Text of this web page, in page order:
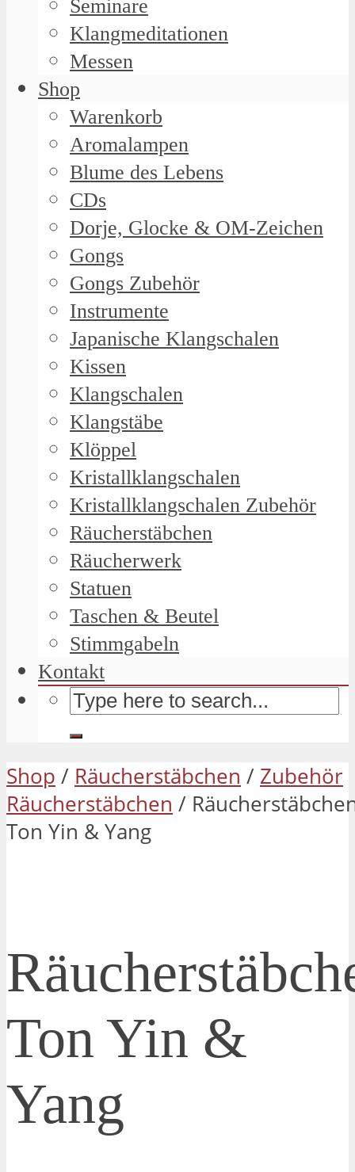
Seminare
Klangmeditationen
Messen
Shop
Warenkorb
Aromalampen
Blume des Lebens
CDs
Dorje, Glocke & OM-Zeichen
Gongs
Gongs Zubehör
Instrumente
Japanische Klangschalen
Kissen
Klangschalen
Klangstäbe
Klöppel
Kristallklangschalen
Kristallklangschalen Zubehör
Räucherstäbchen
Räucherwerk
Statuen
Taschen & Beutel
Stimmgabeln
Kontakt
Shop / Räucherstäbchen / Zubehör
Räucherstäbchen /
Ton Yin & Yang
Ton Yin &
Yang